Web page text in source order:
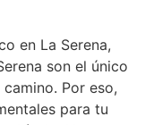
en La Serena,
son el único
Por eso,
para tu